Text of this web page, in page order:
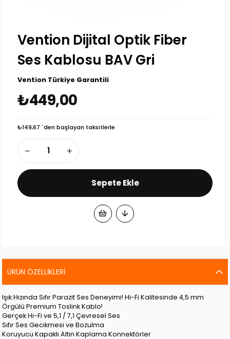
Vention Dijital Optik Fiber
Ses Kablosu BAV Gri
Vention Türkiye Garantili
₺449,00
₺149,67 `den başlayan taksitlerle
ÜRÜN ÖZELLIKLERI
Işık Hızında Sıfır Parazit Ses Deneyimi! Hi-Fi Kalitesinde 4,5 mm
Örgülü Premium Toslink Kablo!
Gerçek Hi-Fi ve 5,1 / 7,1 Çevresel Ses
Sıfır Ses Gecikmesi ve Bozulma
Koruyucu Kapaklı Altın Kaplama Konnektörler